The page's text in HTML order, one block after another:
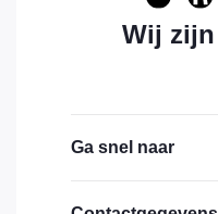
Wij
Ga snel naar